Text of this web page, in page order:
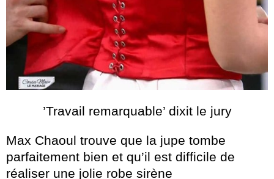
’Travail remarquable’ dixit le jury
Max Chaoul trouve que la jupe tombe
parfaitement bien et qu’il est difficile de
réaliser une jolie robe sirène